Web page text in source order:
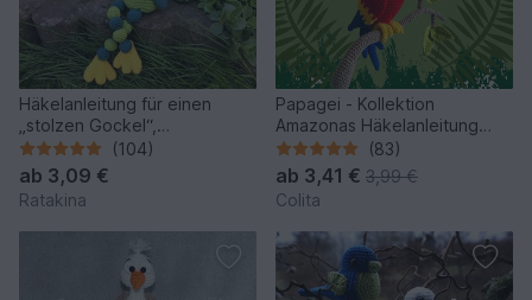
Häkelanleitung für einen
„stolzen Gockel“,
Kantenhocker(104)
ab 3,09 €
Ratakina
Papagei - Kollektion
Amazonas Häkelanleitung
Amigurumi
(83)
ab 3,41 € 3,99 €
Colita